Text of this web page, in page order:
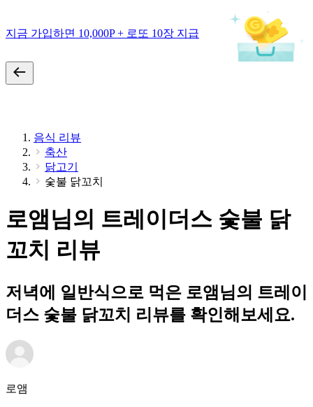
지금 가입하면 10,000P + 로또 10장 지급
음식 리뷰
축산
닭고기
숯불 닭꼬치
로앰님의 트레이더스 숯불 닭
꼬치 리뷰
저녁에 일반식으로 먹은 로앰님의 트레이
더스 숯불 닭꼬치 리뷰를 확인해보세요.
로앰